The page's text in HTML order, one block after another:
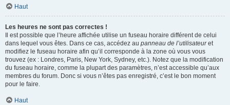
Haut
Les heures ne sont pas correctes !
Il est possible que l’heure affichée utilise un fuseau horaire différent de celui
dans lequel vous êtes. Dans ce cas, accédez au panneau de l’utilisateuret
modifiez le fuseau horaire afin qu’il corresponde à la zone où vous vous
trouvez (ex : Londres, Paris, New York, Sydney, etc.). Notez que la modification
du fuseau horaire, comme la plupart des paramètres, n’est accessible qu’aux
membres du forum. Donc si vous n’êtes pas enregistré, c’est le bon moment
pour le faire.
Haut